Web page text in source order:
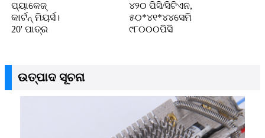
ପ୍ୟାକେଜ୍‍
୪୨୦ ପିସି/ସିଟିଏନ,
କାର୍ଟନ୍ ମିୟର୍ସ।
୫୦*୪୧*୪୪ସେମି
20' ପାତ୍ର
୯୮୦୦୦ପିସି
ଉତ୍ପାଦ ସୂଚନା